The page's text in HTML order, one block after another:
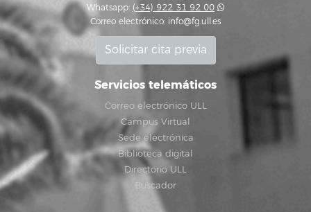
Whatsapp: (+34) 922 31 92 00
Correo electrónico: info@fg.ull.es
Solicitar cita previa
Servicios telemáticos
Correo electrónico ULL
Campus Virtual
Sede electrónica
Biblioteca digital
Directorio ULL
Buscador